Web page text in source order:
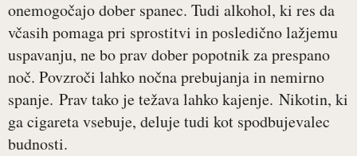
onemogočajo dober spanec. Tudi alkohol, ki res da
včasih pomaga pri sprostitvi in posledično lažjemu
uspavanju, ne bo prav dober popotnik za prespano
noč. Povzroči lahko nočna prebujanja in nemirno
spanje. Prav tako je težava lahko kajenje. Nikotin, ki
ga cigareta vsebuje, deluje tudi kot spodbujevalec
budnosti.